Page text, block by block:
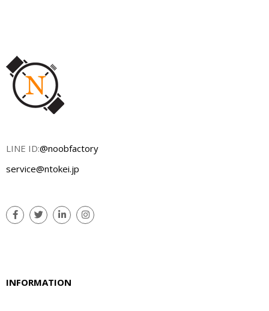
LINE ID:@noobfactory
service@ntokei.jp
INFORMATION